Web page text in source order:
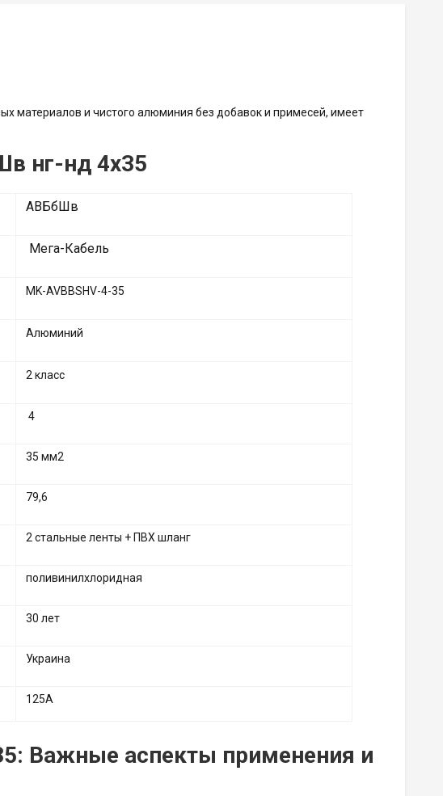
материалов и чистого алюминия без добавок и примесей, имеет
нг-нд 4х35
АВБбШв
Мега-Кабель
MK-AVBBSHV-4-35
Алюминий
2 класс
4
35 мм2
79,6
2 стальные ленты + ПВХ шланг
поливинилхлоридная
30 лет
Украина
125А
Важные аспекты применения и